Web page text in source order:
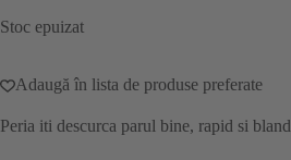
Stoc epuizat
Adaugă în lista de produse preferate
Peria iti descurca parul bine, rapid si